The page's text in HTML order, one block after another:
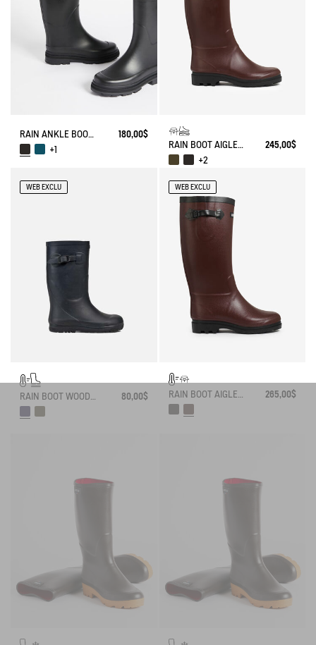
RAIN ANKLE BOOT MID RAIN
180,00$
+1
RAIN BOOT AIGLENTINE
245,00$
+2
WEB EXCLU
RAIN BOOT WOODY-POP FUR-LINED 80,00$
WEB EXCLU
265,00$